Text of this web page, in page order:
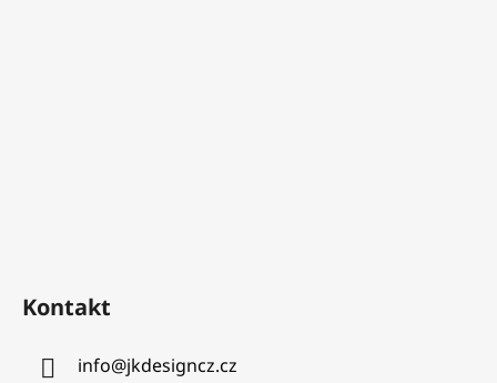
Kontakt
info@jkdesigncz.cz